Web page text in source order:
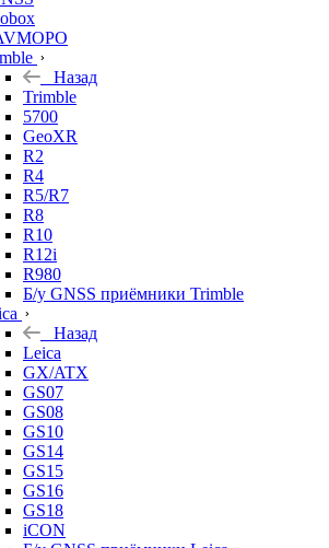
Назад
Trimble
5700
GeoXR
R2
R4
R5/R7
R8
R10
R12i
R980
Б/у GNSS приёмники Trimble
Назад
Leica
GX/ATX
GS07
GS08
GS10
GS14
GS15
GS16
GS18
iCON